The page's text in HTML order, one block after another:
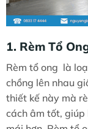
1. Rèm Tổ
Rèm tổ ong là
chồng lên nhau
thiết kế này mà
cách âm tốt, giúp